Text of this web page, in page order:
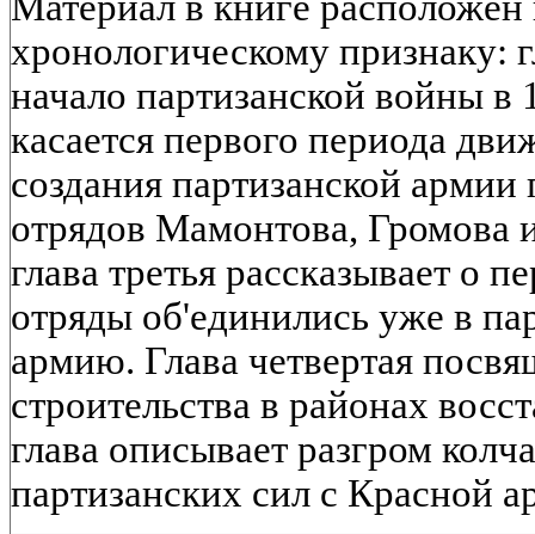
хронологическому признаку:
начало партизанской войны в
касается первого периода
создания партизанской
отрядов Мамонтова, Громова
глава третья рассказывает о
отряды об'единились уже в
армию. Глава четвертая
строительства в районах
глава описывает разгром
партизанских сил с Красной